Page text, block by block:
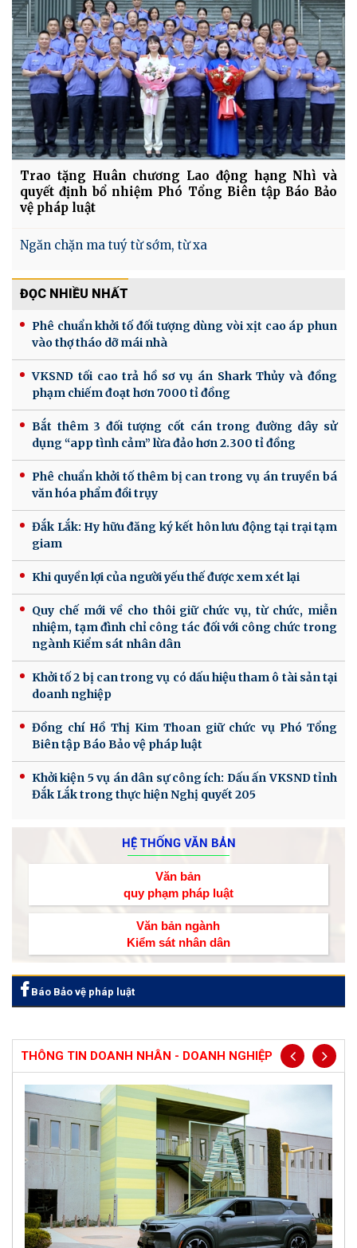
Trao tặng Huân chương Lao động hạng Nhì và
quyết định bổ nhiệm Phó Tổng Biên tập Báo Bảo
vệ pháp luật
Ngăn chặn ma tuý từ sớm, từ xa
ĐỌC NHIỀU NHẤT
Phê chuẩn khởi tố đối tượng dùng vòi xịt cao áp phun
vào thợ tháo dỡ mái nhà
VKSND tối cao trả hồ sơ vụ án Shark Thủy và đồng
phạm chiếm đoạt hơn 7000 tỉ đồng
Bắt thêm 3 đối tượng cốt cán trong đường dây sử
dụng “app tình cảm” lừa đảo hơn 2.300 tỉ đồng
Phê chuẩn khởi tố thêm bị can trong vụ án truyền bá
văn hóa phẩm đồi trụy
Đắk Lắk: Hy hữu đăng ký kết hôn lưu động tại trại tạm
giam
Khi quyền lợi của người yếu thế được xem xét lại
Quy chế mới về cho thôi giữ chức vụ, từ chức, miễn
nhiệm, tạm đình chỉ công tác đối với công chức trong
ngành Kiểm sát nhân dân
Khởi tố 2 bị can trong vụ có dấu hiệu tham ô tài sản tại
doanh nghiệp
Đồng chí Hồ Thị Kim Thoan giữ chức vụ Phó Tổng
Biên tập Báo Bảo vệ pháp luật
Khởi kiện 5 vụ án dân sự công ích: Dấu ấn VKSND tỉnh
Đắk Lắk trong thực hiện Nghị quyết 205
HỆ THỐNG VĂN BẢN
Văn bản
quy phạm pháp luật
Văn bản ngành
Kiểm sát nhân dân
Báo Bảo vệ pháp luật
THÔNG TIN DOANH NHÂN - DOANH NGHIỆP